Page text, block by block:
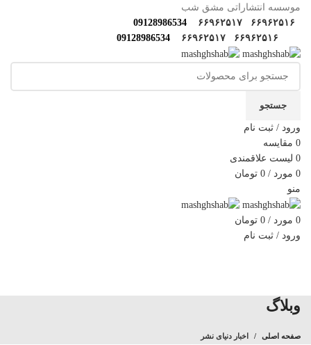
موسسه انتشاراتی مشق شب
۶۶۹۶۲۵۱۶
۶۶۹۶۲۵۱۷
09128986534
۶۶۹۶۲۵۱۶
۶۶۹۶۲۵۱۷ 09128986534
جستجو
ورود / ثبت نام
0 مقایسه
0 لیست علاقمندی
0 مورد /
0 تومان
منو
0 مورد /
0 تومان
ورود / ثبت نام
وبلاگ
صفحه اصلی اخبار دنیای نشر